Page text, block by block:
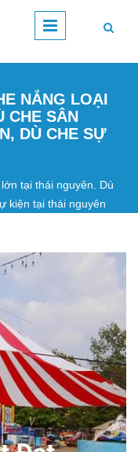
NẮNG LOẠI
CHE SÂN
DÙ CHE SỰ
tại thái nguyên. Dù
kiện tại thái nguyên